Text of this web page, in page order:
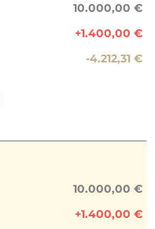
10.000,00 €
+1.400,00 €
-4.212,31 €
10.000,00 €
+1.400,00 €